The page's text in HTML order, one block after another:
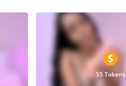
55 Tokens